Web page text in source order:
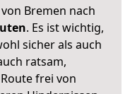
Bremen nach
. Es ist wichtig,
sicher als auch
ratsam,
frei von